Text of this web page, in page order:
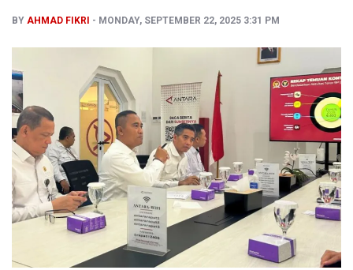
BY AHMAD FIKRI MONDAY, SEPTEMBER 22, 2025 3:31 PM